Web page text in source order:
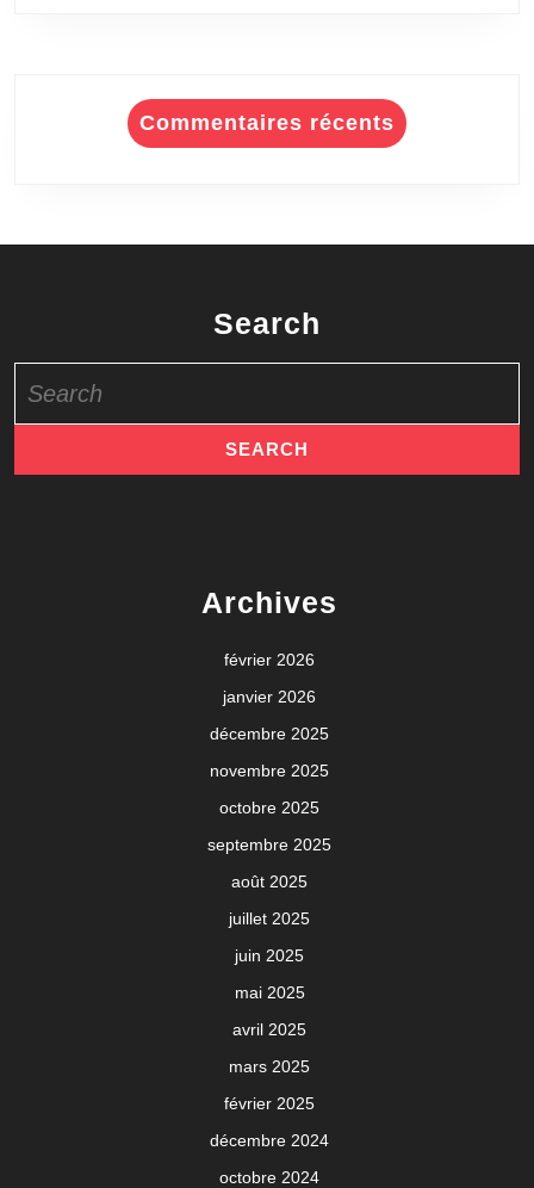
Commentaires récents
Search
for:
Archives
février 2026
janvier 2026
décembre 2025
novembre 2025
octobre 2025
septembre 2025
août 2025
juillet 2025
juin 2025
mai 2025
avril 2025
mars 2025
février 2025
décembre 2024
octobre 2024